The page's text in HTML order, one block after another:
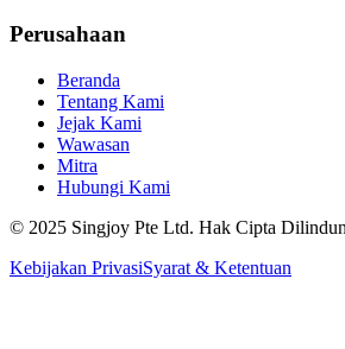
Perusahaan
Beranda
Tentang Kami
Jejak Kami
Wawasan
Mitra
Hubungi Kami
© 2025 Singjoy Pte Ltd. Hak Cipta
Kebijakan PrivasiSyarat & Ketentuan